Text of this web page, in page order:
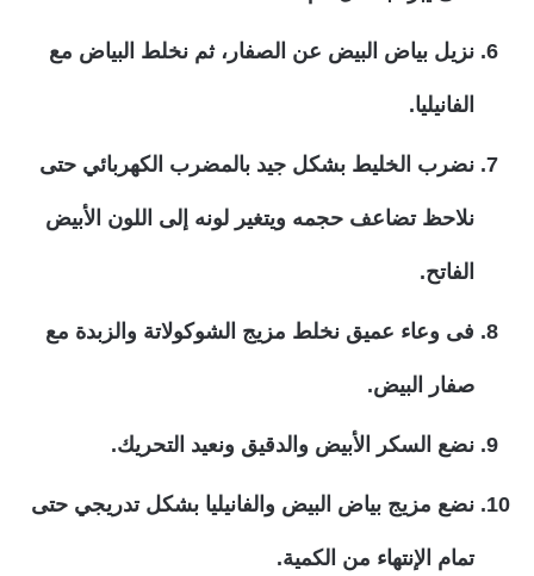
نزيل بياض البيض عن الصفار، ثم نخلط البياض مع
الفانيليا.
نضرب الخليط بشكل جيد بالمضرب الكهربائي حتى
نلاحظ تضاعف حجمه ويتغير لونه إلى اللون الأبيض
الفاتح.
فى وعاء عميق نخلط مزيج الشوكولاتة والزبدة مع
صفار البيض.
نضع السكر الأبيض والدقيق ونعيد التحريك.
نضع مزيج بياض البيض والفانيليا بشكل تدريجي حتى
تمام الإنتهاء من الكمية.